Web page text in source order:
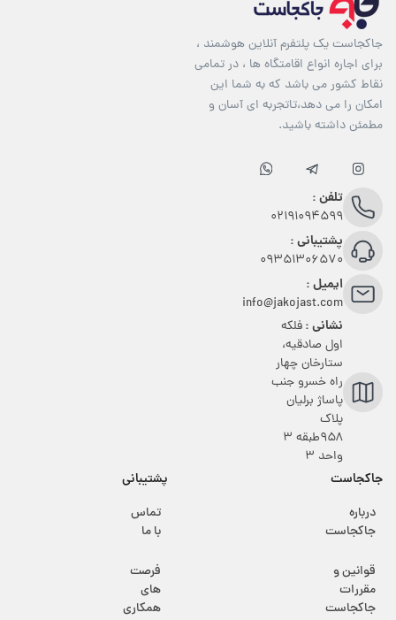
جاکجاست یک پلتفرم آنلاین هوشمند ،
برای اجاره انواع اقامتگاه ها ، در تمامی
نقاط کشور می باشد که به شما این
امکان را می دهد،تاتجربه ای آسان و
مطمئن داشته باشید.
تلفن :
02191094599
پشتیبانی :
09351306570
ایمیل :
info@jakojast.com
نشانی :فلکه
اول صادقیه،
ستارخان چهار
راه خسرو جنب
پاساژ برلیان
پلاک
۹۵۸طبقه 3
واحد 3
جاکجاست
درباره
جاکجاست
قوانین و
مقررات
جاکجاست
پشتیبانی
تماس
با ما
فرصت
های
همکاری